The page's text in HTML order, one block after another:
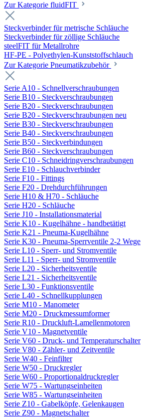
Zur Kategorie fluidFIT
Steckverbinder für metrische Schläuche
Steckverbinder für zöllige Schläuche
steelFIT für Metallrohre
HF-PE - Polyethylen-Kunststoffschlauch
Zur Kategorie Pneumatikzubehör
Serie A10 - Schnellverschraubungen
Serie B10 - Steckverschraubungen
Serie B20 - Steckverschraubungen
Serie B20 - Steckverschraubungen neu
Serie B30 - Steckverschraubungen
Serie B40 - Steckverschraubungen
Serie B50 - Steckverbindungen
Serie B60 - Steckverschraubungen
Serie C10 - Schneidringverschraubungen
Serie E10 - Schlauchverbinder
Serie F10 - Fittings
Serie F20 - Drehdurchführungen
Serie H10 & H70 - Schläuche
Serie H20 - Schläuche
Serie J10 - Installationsmaterial
Serie K10 - Kugelhähne - handbetätigt
Serie K21 - Pneuma-Kugelhähne
Serie K30 - Pneuma-Sperrventile 2-2 Wege
Serie L10 - Sperr- und Stromventile
Serie L11 - Sperr- und Stromventile
Serie L20 - Sicherheitsventile
Serie L21 - Sicherheitsventile
Serie L30 - Funktionsventile
Serie L40 - Schnellkupplungen
Serie M10 - Manometer
Serie M20 - Druckmessumformer
Serie R10 - Druckluft-Lamellenmotoren
Serie V10 - Magnetventile
Serie V60 - Druck- und Temperaturschalter
Serie V80 - Zähler- und Zeitventile
Serie W40 - Feinfilter
Serie W50 - Druckregler
Serie W60 - Proportionaldruckregler
Serie W75 - Wartungseinheiten
Serie W85 - Wartungseinheiten
Serie Z10 - Gabelköpfe, Gelenkaugen
Serie Z90 - Magnetschalter